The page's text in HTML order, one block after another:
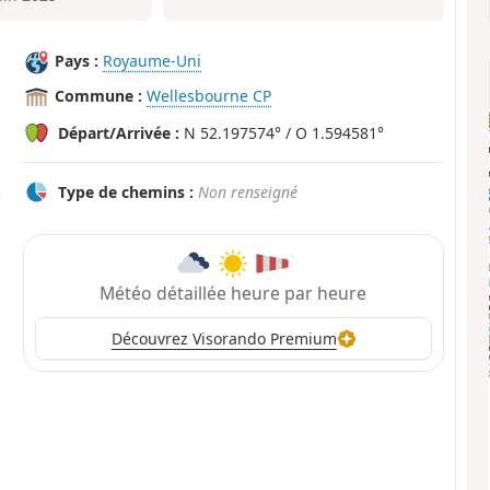
Pays : Royaume-Uni
Commune : Wellesbourne CP
Départ/Arrivée : N 52.197574° / O 1.594581°
Type de chemins : Non renseigné
Météo détaillée heure par heure
Découvrez Visorando Premium